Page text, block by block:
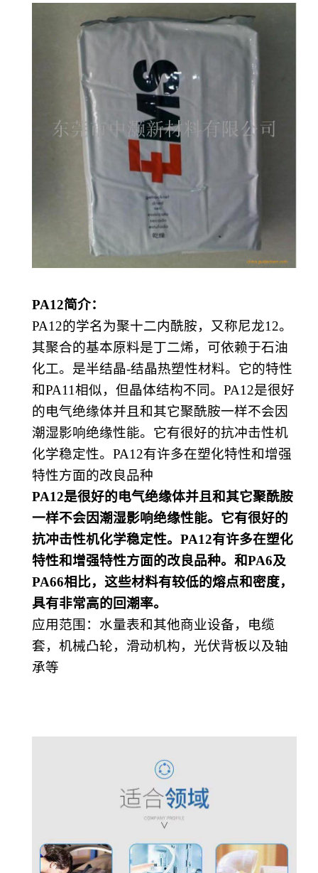
PA12简介：
PA12的学名为聚十二内酰胺，又称尼龙12。
其聚合的基本原料是丁二烯，可依赖于石油
化工。是半结晶-结晶热塑性材料。它的特性
和PA11相似，但晶体结构不同。PA12是很好
的电气绝缘体并且和其它聚酰胺一样不会因
潮湿影响绝缘性能。它有很好的抗冲击性机
化学稳定性。PA12有许多在塑化特性和增强
特性方面的改良品种
PA12是很好的电气绝缘体并且和其它聚酰胺
一样不会因潮湿影响绝缘性能。它有很好的
抗冲击性机化学稳定性。PA12有许多在塑化
特性和增强特性方面的改良品种。和PA6及
PA66相比，这些材料有较低的熔点和密度，
具有非常高的回潮率。
应用范围 ： 水量表和其他商业设备，电缆
套，机械凸轮，滑动机构，光伏背板以及轴
承等